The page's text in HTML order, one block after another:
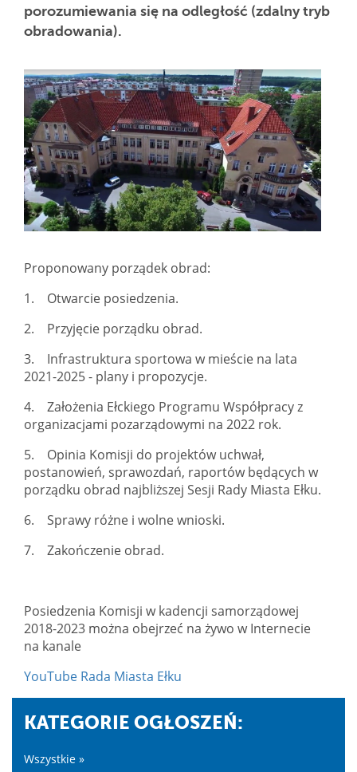
porozumiewania się na odległość (zdalny tryb
obradowania).
Proponowany porządek obrad:
1. Otwarcie posiedzenia.
2. Przyjęcie porządku obrad.
3. Infrastruktura sportowa w mieście na lata
2021-2025 - plany i propozycje.
4. Założenia Ełckiego Programu Współpracy z
organizacjami pozarządowymi na 2022 rok.
5. Opinia Komisji do projektów uchwał,
postanowień, sprawozdań, raportów będących w
porządku obrad najbliższej Sesji Rady Miasta Ełku.
6. Sprawy różne i wolne wnioski.
7. Zakończenie obrad.
Posiedzenia Komisji w kadencji samorządowej
2018-2023 można obejrzeć na żywo w Internecie
na kanale
YouTube Rada Miasta Ełku
KATEGORIE OGŁOSZEŃ:
Wszystkie »